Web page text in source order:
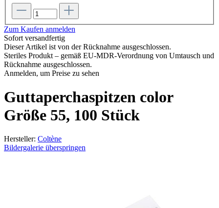
Zum Kaufen anmelden
Sofort versandfertig
Dieser Artikel ist von der Rücknahme ausgeschlossen.
Steriles Produkt – gemäß EU-MDR-Verordnung von Umtausch und
Rücknahme ausgeschlossen.
Anmelden, um Preise zu sehen
Guttaperchaspitzen color
Größe 55, 100 Stück
Hersteller: Coltène
Bildergalerie überspringen